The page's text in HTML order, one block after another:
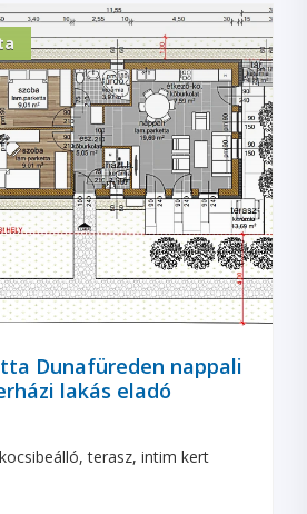
Dunafüreden nappali
lakás eladó
terasz, intim kert